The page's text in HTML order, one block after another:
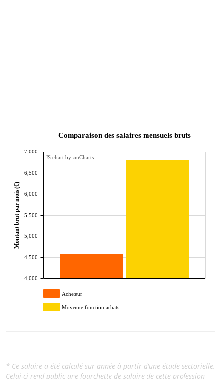
4,000
4,500
5,000
5,500
6,000
6,500
7,000
Montant brut par mois (€)
Comparaison des salaires mensuels bruts
JS chart by amCharts
Acheteur
Moyenne fonction achats
* Ce salaire a été calculé sur année à partir d'une étude sectorielle.
Celui-ci rend public une fourchette de salaire de cette profession